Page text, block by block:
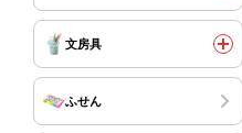
文房具
ふせん